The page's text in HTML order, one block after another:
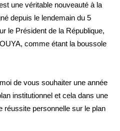
une véritable nouveauté à la
depuis le lendemain du 5
le Président de la République,
comme étant la boussole
de vous souhaiter une année
institutionnel et cela dans une
réussite personnelle sur le plan